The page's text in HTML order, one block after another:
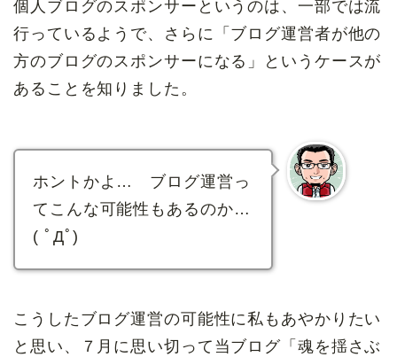
個人ブログのスポンサーというのは、一部では流
行っているようで、さらに「ブログ運営者が他の
方のブログのスポンサーになる」というケースが
あることを知りました。
ホントかよ… ブログ運営っ
てこんな可能性もあるのか…
( ﾟДﾟ)
こうしたブログ運営の可能性に私もあやかりたい
と思い、７月に思い切って当ブログ「魂を揺さぶ